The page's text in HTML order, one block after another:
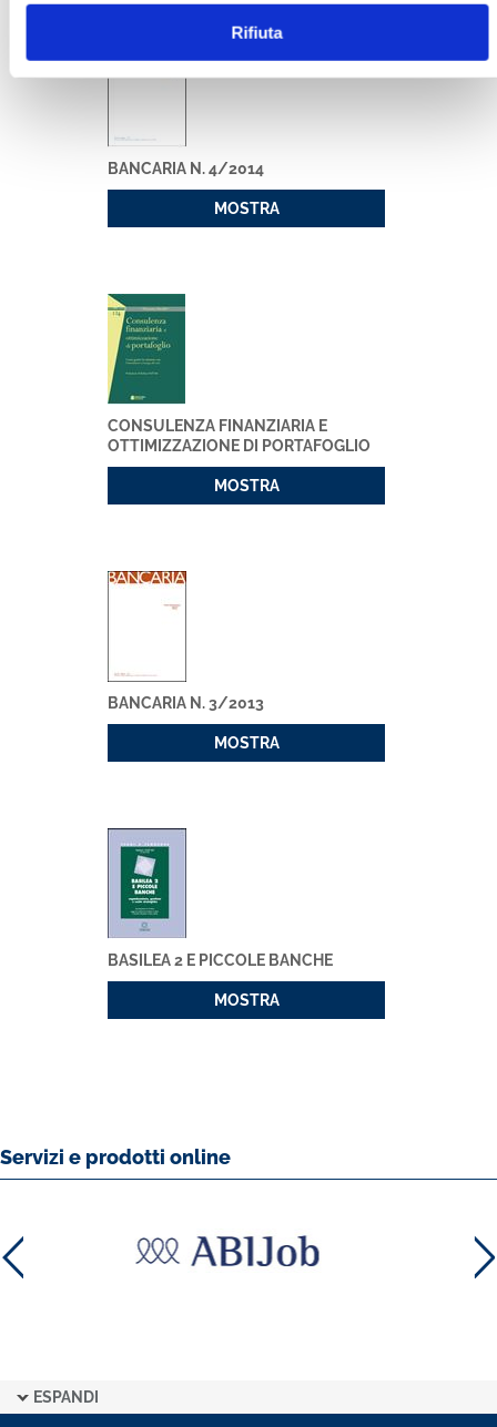
Rifiuta
BANCARIA N. 4/2014
MOSTRA
CONSULENZA FINANZIARIA E
OTTIMIZZAZIONE DI PORTAFOGLIO
MOSTRA
BANCARIA N. 3/2013
MOSTRA
BASILEA 2 E PICCOLE BANCHE
MOSTRA
Servizi e prodotti online
ESPANDI